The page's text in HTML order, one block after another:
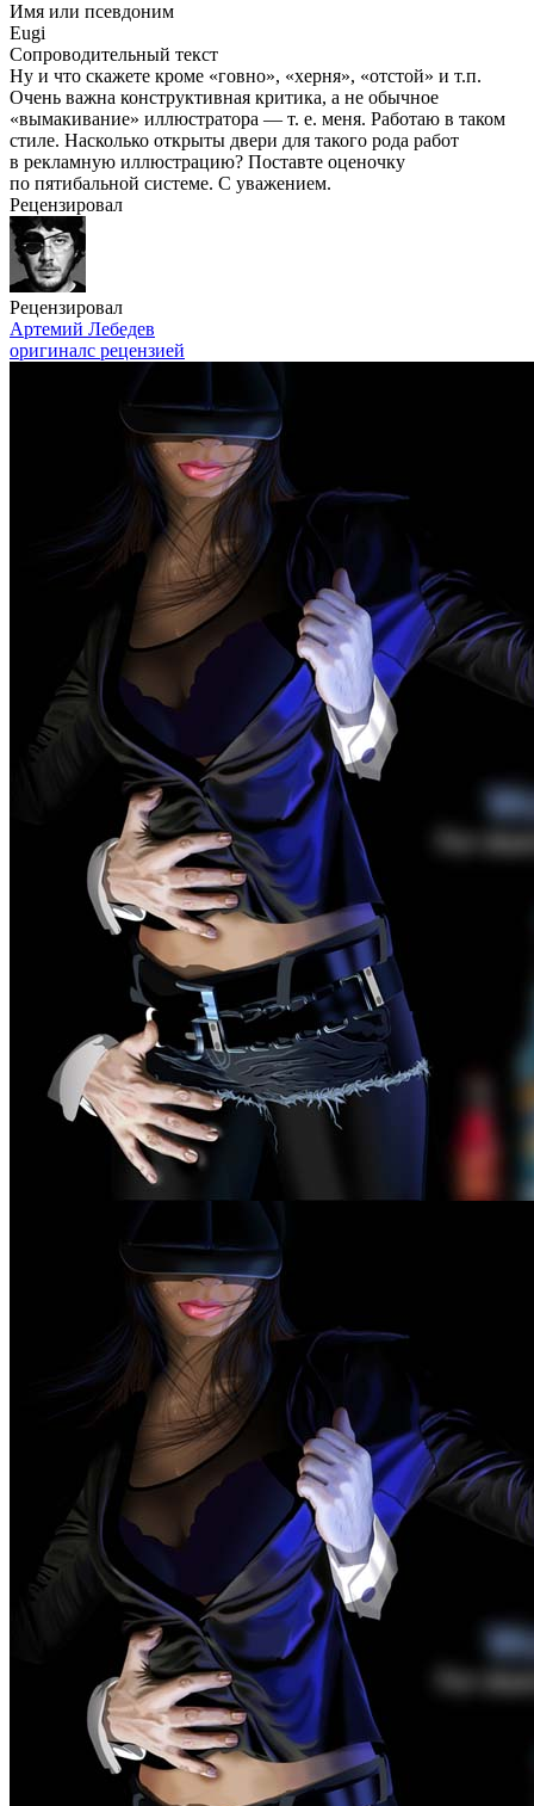
Имя или псевдоним
Eugi
Сопроводительный текст
Ну и что скажете кроме «говно», «херня», «отстой» и т.п.
Очень важна конструктивная критика, а не обычное
«вымакивание» иллюстратора — т. е. меня. Работаю в таком
стиле. Насколько открыты двери для такого рода работ
в рекламную иллюстрацию? Поставте оценочку
по пятибальной системе. С уважением.
Рецензировал
Рецензировал
Артемий Лебедев
оригиналс рецензией